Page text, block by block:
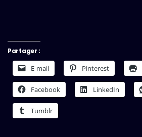
Partager :
E-mail Pinterest
Facebook LinkedIn
Tumblr